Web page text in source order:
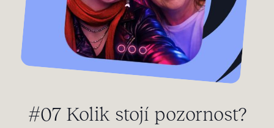
#07 Kolik stojí pozornost?